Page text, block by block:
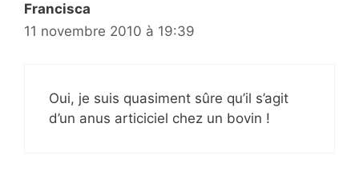
Francisca
11 novembre 2010 à 19:39
Oui, je suis quasiment sûre qu’il s’agit
d’un anus articiciel chez un bovin !